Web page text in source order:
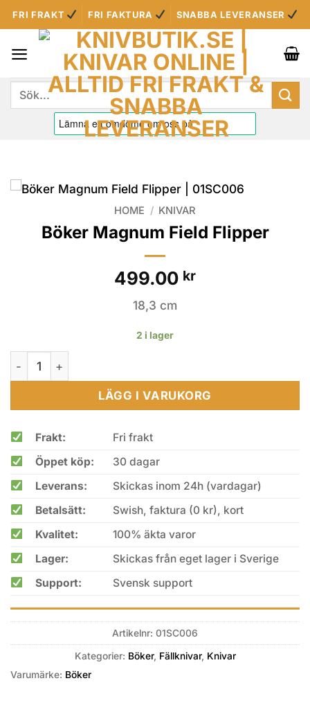
Skip
to
content
FRI FRAKT FRI FAKTURA SNABBA LEVERANSER
Sök
HOME / KNIVAR
Böker Magnum Field Flipper
499.00 kr
18,3 cm
2 i lager
Böker Magnum Field Flipper mängd
LÄGG I VARUKORG
Frakt:
Fri frakt
Öppet köp:
30 dagar
Leverans:
Skickas inom 24h (vardagar)
Betalsätt:
Swish, faktura (0 kr), kort
Kvalitet:
100% äkta varor
Lager:
Skickas från eget lager i Sverige
Support:
Svensk support
Artikelnr: 01SC006
Kategorier: Böker, Fällknivar, Knivar
Varumärke: Böker